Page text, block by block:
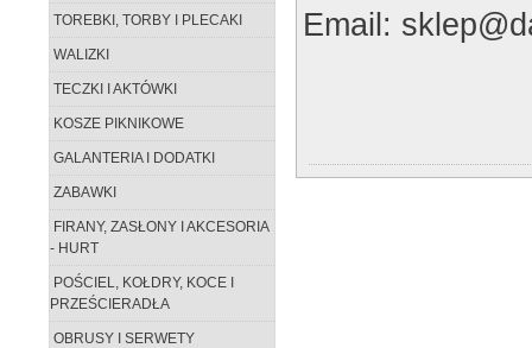
TOREBKI, TORBY I PLECAKI
WALIZKI
TECZKI I AKTÓWKI
KOSZE PIKNIKOWE
GALANTERIA I DODATKI
ZABAWKI
FIRANY, ZASŁONY I AKCESORIA
- HURT
POŚCIEL, KOŁDRY, KOCE I
PRZEŚCIERADŁA
OBRUSY I SERWETY
Email: